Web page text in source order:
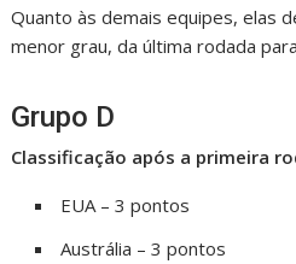
Quanto às demais equipes, elas
menor grau, da última rodada
Grupo D
Classificação após a primeira
EUA – 3 pontos
Austrália – 3 pontos